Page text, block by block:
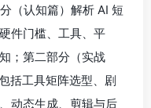
（认知篇）解析 AI 短
件门槛、工具、平
；第二部分（实战
括工具矩阵选型、剧
动态生成、剪辑与后